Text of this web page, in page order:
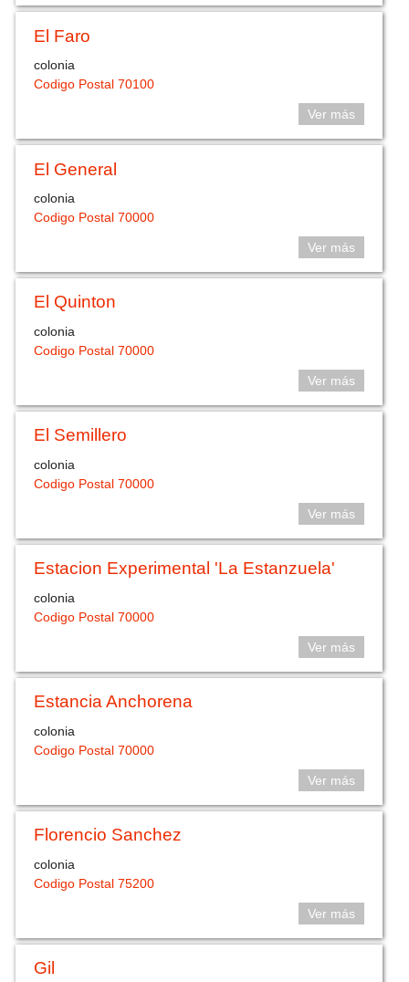
El Faro
colonia
Codigo Postal 70100
Ver más
El General
colonia
Codigo Postal 70000
Ver más
El Quinton
colonia
Codigo Postal 70000
Ver más
El Semillero
colonia
Codigo Postal 70000
Ver más
Estacion Experimental 'La Estanzuela'
colonia
Codigo Postal 70000
Ver más
Estancia Anchorena
colonia
Codigo Postal 70000
Ver más
Florencio Sanchez
colonia
Codigo Postal 75200
Ver más
Gil